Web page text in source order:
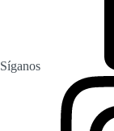
Síganos